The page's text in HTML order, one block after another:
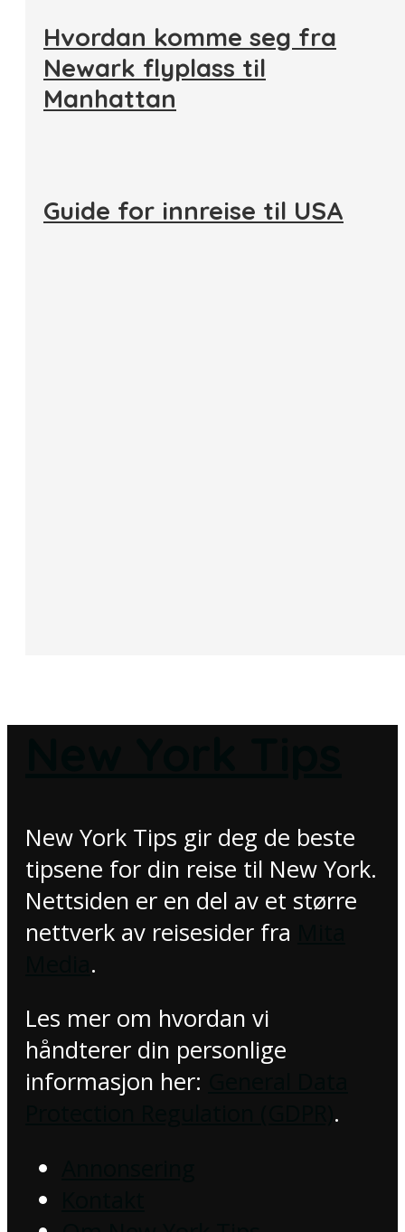
Hvordan komme seg fra
Newark flyplass til
Manhattan
Guide for innreise til USA
New York Tips gir deg de beste
tipsene for din reise til New York.
Nettsiden er en del av et større
nettverk av reisesider fra
.
Les mer om hvordan vi
håndterer din personlige
informasjon her:
.